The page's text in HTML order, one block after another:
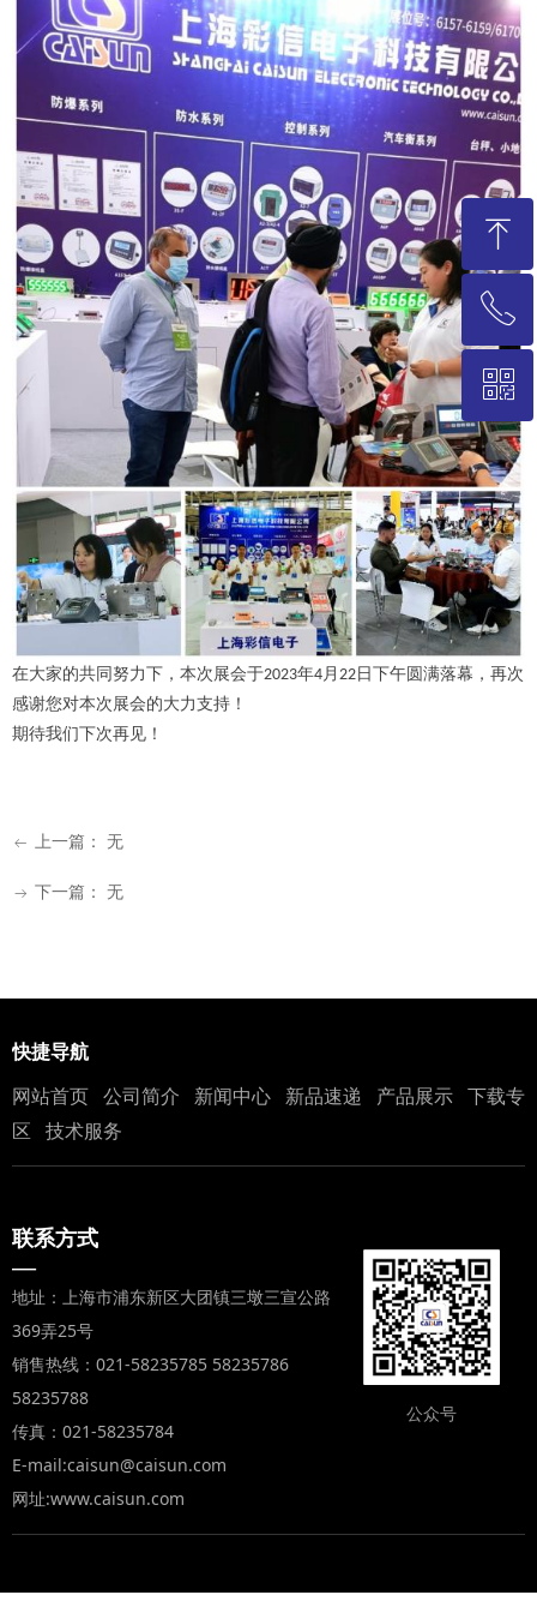
在大家的共同努力下，本次展会于2023年4月 22 日下午圆满落幕， 再次
感谢您对本次展会的大力支持！
期待我们 下次再见 ！
ꂃ 上一篇： 无
ꁹ 下一篇： 无
快捷导航
网站首页 公司简介 新闻中心 新品速递 产品展示
下载专
区
技术服务
联系方式
—
地址：上海市浦东新区大团镇三墩三宣公路
369弄25号
销售热线：021-58235785 58235786
58235788
传真：021-58235784
E-mail:caisun@caisun.com
网址:www.caisun.com
公众号
ꁸ
回到顶部
ꂅ
021-58235786
ꀥ
微信二维码